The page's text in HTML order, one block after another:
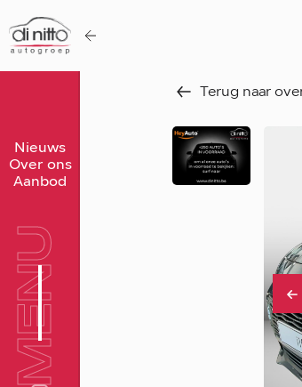
Nieuws
Over ons
Aanbod
MENU
Home
Nieuws
Werken
Aanbod
Vergelijk
Verkocht
Terug naar